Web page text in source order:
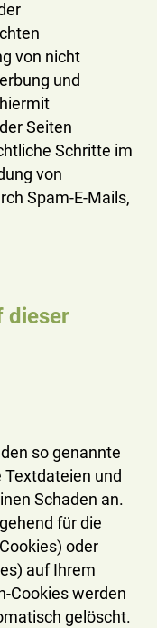
von nicht
und
Seiten
Schritte im
von
Spam-E-Mails,
dieser
so genannte
Textdateien und
Schaden an.
für die
oder
auf Ihrem
Cookies werden
gelöscht.